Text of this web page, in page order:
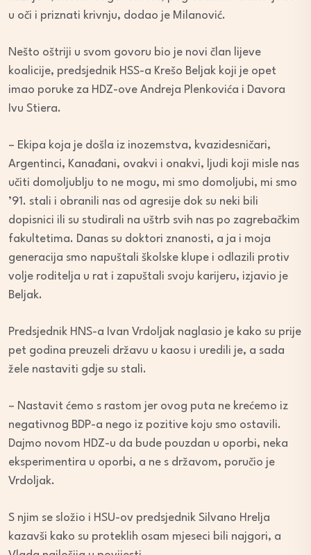
u oči i priznati krivnju, dodao je Milanović.
Nešto oštriji u svom govoru bio je novi član lijeve
koalicije, predsjednik HSS-a Krešo Beljak koji je opet
imao poruke za HDZ-ove Andreja Plenkovića i Davora
Ivu Stiera.
– Ekipa koja je došla iz inozemstva, kvazidesničari,
Argentinci, Kanađani, ovakvi i onakvi, ljudi koji misle nas
učiti domoljublju to ne mogu, mi smo domoljubi, mi smo
’91. stali i obranili nas od agresije dok su neki bili
dopisnici ili su studirali na uštrb svih nas po zagrebačkim
fakultetima. Danas su doktori znanosti, a ja i moja
generacija smo napuštali školske klupe i odlazili protiv
volje roditelja u rat i zapuštali svoju karijeru, izjavio je
Beljak.
Predsjednik HNS-a Ivan Vrdoljak naglasio je kako su prije
pet godina preuzeli državu u kaosu i uredili je, a sada
žele nastaviti gdje su stali.
– Nastavit ćemo s rastom jer ovog puta ne krećemo iz
negativnog BDP-a nego iz pozitive koju smo ostavili.
Dajmo novom HDZ-u da bude pouzdan u oporbi, neka
eksperimentira u oporbi, a ne s državom, poručio je
Vrdoljak.
S njim se složio i HSU-ov predsjednik Silvano Hrelja
kazavši kako su proteklih osam mjeseci bili najgori, a